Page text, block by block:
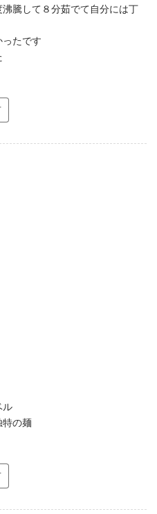
騰して８分茹でて自分には丁
たです
ル
特の麺